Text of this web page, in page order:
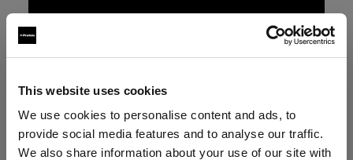
This website uses cookies
We use cookies to personalise content and ads, to
provide social media features and to analyse our traffic.
We also share information about your use of our site with